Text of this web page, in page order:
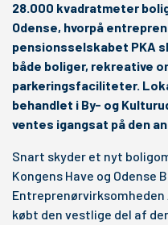
28.000 kvadratmeter
Odense, hvorpå
pensionsselskabet PKA
både boliger, rekreative
parkeringsfaciliteter.
behandlet i By- og
ventes igangsat på den
Snart skyder et nyt
Kongens Have og Odense
Entreprenørvirksomheden
købt den vestlige del af